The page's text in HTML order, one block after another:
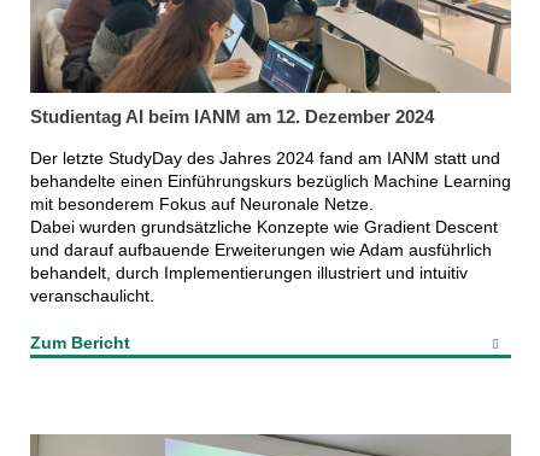
Studientag AI beim IANM am 12. Dezember 2024
Der letzte StudyDay des Jahres 2024 fand am IANM statt und
behandelte einen Einführungskurs bezüglich Machine Learning
mit besonderem Fokus auf Neuronale Netze.
Dabei wurden grundsätzliche Konzepte wie Gradient Descent
und darauf aufbauende Erweiterungen wie Adam ausführlich
behandelt, durch Implementierungen illustriert und intuitiv
veranschaulicht.
Zum Bericht